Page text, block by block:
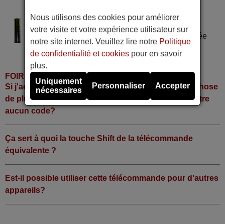
Alimentation : 2 piles type AAA
Pile alcaline type AAA LR06 tension 1,5 V utilisée
dans la grande majorité de télécommandes.
FOIRE AUX QUESTIONS
Si j'achète la télécommande, dois-je faire quelque chose
de plus ou fonctionne-t-elle directement sans y mettre
aucun code?
Ça sert à quoi la touche Shift de la télécommande
équivalente ?
Est-il possible utiliser cette télécommande pour d'autres
appareils?
Nous utilisons des cookies pour améliorer
votre visite et votre expérience utilisateur sur
notre site internet. Veuillez lire notre Politique
de confidentialité et cookies pour en savoir
plus.
Uniquement
nécessaires
Personnaliser Accepter